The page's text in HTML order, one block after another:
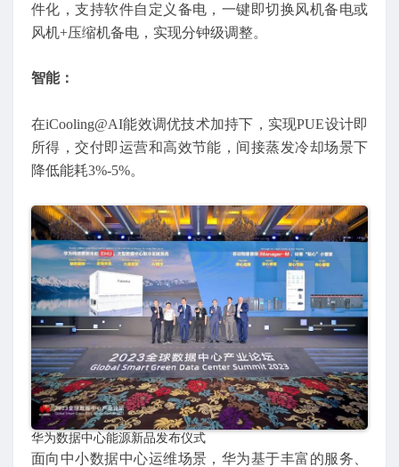
件化，支持软件自定义备电，一键即切换风机备电或
风机+压缩机备电，实现分钟级调整。
智能：
在iCooling@AI能效调优技术加持下，实现PUE设计即
所得，交付即运营和高效节能，间接蒸发冷却场景下
降低能耗3%-5%。
华为数据中心能源新品发布仪式
面向中小数据中心运维场景，华为基于丰富的服务、